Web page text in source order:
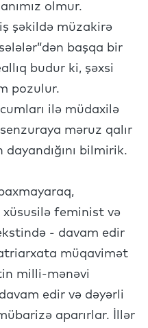
olmur.
şəkildə müzakirə
başqa bir
budur ki, şəxsi
pozulur.
ilə müdaxilə
məruz qalır
bilmirik.
feminist və
- davam edir
müqavimət
milli-mənəvi
edir və dəyərli
aparırlar. İllər